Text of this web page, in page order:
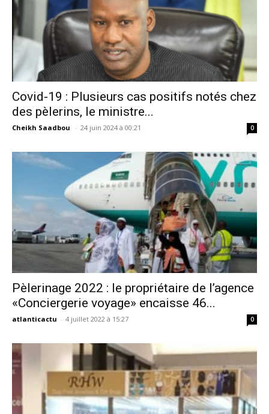
Covid-19 : Plusieurs cas positifs notés chez
des pèlerins, le ministre...
Cheikh Saadbou - 24 juin 2024 à 00:21 0
Pèlerinage 2022 : le propriétaire de l’agence
«Conciergerie voyage» encaisse 46...
atlanticactu - 4 juillet 2022 à 15:27 0